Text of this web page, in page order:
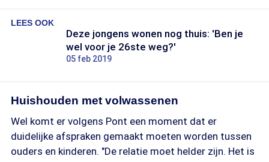
LEES OOK
Deze jongens wonen nog thuis: 'Ben je
wel voor je 26ste weg?'
05 feb 2019
Huishouden met volwassenen
Wel komt er volgens Pont een moment dat er
duidelijke afspraken gemaakt moeten worden tussen
ouders en kinderen. "De relatie moet helder zijn. Het is